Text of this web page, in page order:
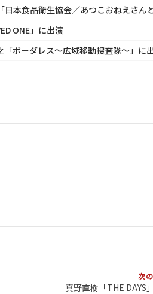
ONE」に出演
「ボーダレス～広域移動捜査隊～」に
次
真野直樹「THE DAYS